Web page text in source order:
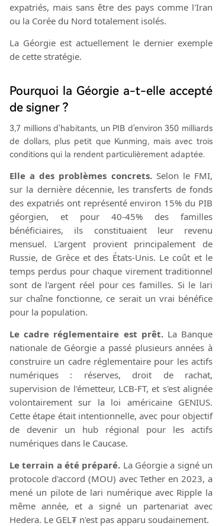
expatriés, mais sans être des pays comme l'Iran
ou la Corée du Nord totalement isolés.
La Géorgie est actuellement le dernier exemple
de cette stratégie.
Pourquoi la Géorgie a-t-elle accepté
de signer ?
3,7 millions d'habitants, un PIB d'environ 350 milliards
de dollars, plus petit que Kunming, mais avec trois
conditions qui la rendent particulièrement adaptée.
Elle a des problèmes concrets.Selon le FMI,
sur la dernière décennie, les transferts de fonds
des expatriés ont représenté environ 15% du PIB
géorgien, et pour 40-45% des familles
bénéficiaires, ils constituaient leur revenu
mensuel. L'argent provient principalement de
Russie, de Grèce et des États-Unis. Le coût et le
temps perdus pour chaque virement traditionnel
sont de l'argent réel pour ces familles. Si le lari
sur chaîne fonctionne, ce serait un vrai bénéfice
pour la population.
Le cadre réglementaire est prêt.La Banque
nationale de Géorgie a passé plusieurs années à
construire un cadre réglementaire pour les actifs
numériques : réserves, droit de rachat,
supervision de l'émetteur, LCB-FT, et s'est alignée
volontairement sur la loi américaine GENIUS.
Cette étape était intentionnelle, avec pour objectif
de devenir un hub régional pour les actifs
numériques dans le Caucase.
Le terrain a été préparé. La Géorgie a signé un
protocole d'accord (MOU) avec Tether en 2023, a
mené un pilote de lari numérique avec Ripple la
même année, et a signé un partenariat avec
Hedera. Le GEL₮ n'est pas apparu soudainement.